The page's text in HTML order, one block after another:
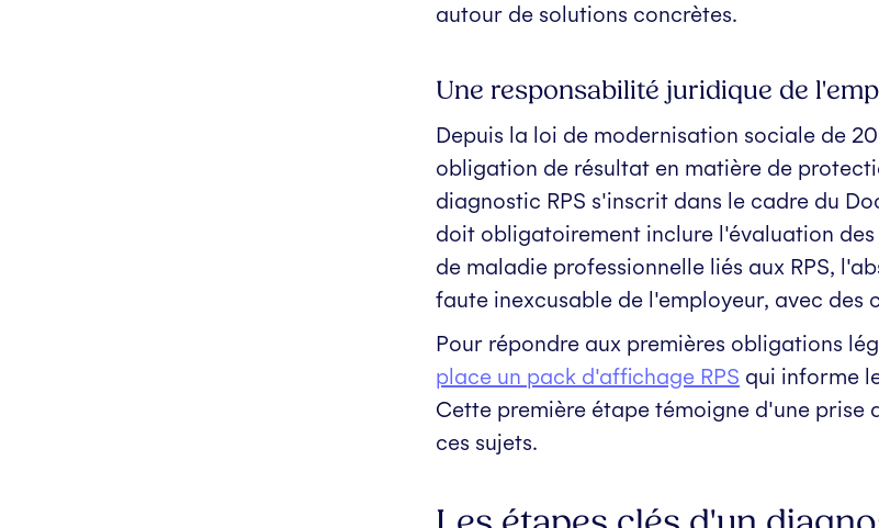
autour de solutions concrètes.
Une responsabilité juridique de
Depuis la loi de modernisation sociale de
obligation de résultat en matière de
diagnostic RPS s'inscrit dans le cadre du
doit obligatoirement inclure l'évaluation
de maladie professionnelle liés aux RPS,
faute inexcusable de l'employeur, avec des
Pour répondre aux premières obligations
place un pack d'affichage RPS qui informe
Cette première étape témoigne d'une prise
ces sujets.